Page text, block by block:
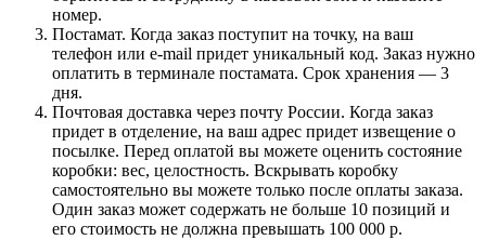
номер.
Постамат. Когда заказ поступит на точку, на ваш
телефон или e-mail придет уникальный код. Заказ нужно
оплатить в терминале постамата. Срок хранения — 3
дня.
Почтовая доставка через почту России. Когда заказ
придет в отделение, на ваш адрес придет извещение о
посылке. Перед оплатой вы можете оценить состояние
коробки: вес, целостность. Вскрывать коробку
самостоятельно вы можете только после оплаты заказа.
Один заказ может содержать не больше 10 позиций и
его стоимость не должна превышать 100 000 р.